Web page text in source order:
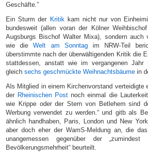
Geschäfte.”
Ein Sturm der Kritikkam nicht nur von
bundesweit (allen voran der Kölner
Augsburgs Bischof Walter Mixa), sondern auch
wie dieWelt am Sonntagim NRW-Teil
überstimmte nach der überwältigenden Kritik die
stattdessen, anstatt wie im vergangenen
gleich sechs geschmückte Weihnachtsbäume in
Als Mitglied in einem Kirchenvorstand verteidigte
der Rheinischen Post noch einmal die
wie Krippe oder der Stern von Betlehem sind
Werbung verwendet zu werden.“ und gitb als
ähnlich handhaben, Paris, London und New
aber doch eher der WamS-Meldung an, die
unangemessen gegenüber der „zumindest
Bevölkerungsmehrheit“ beurteilt.